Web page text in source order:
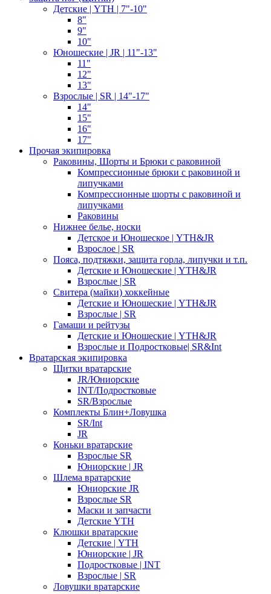
Детские | YTH | 7"-10"
8"
9"
10"
Юношеские | JR | 11"-13"
11"
12"
13"
Взрослые | SR | 14"-17"
14"
15"
16"
17"
Прочая экипировка
Раковины, Шорты и Брюки с раковиной
Компрессионные брюки с раковиной и
липучками
Компрессионные шорты с раковиной и
липучками
Раковины
Нижнее белье, носки
Детское и Юношеское | YTH&JR
Взрослое | SR
Пояса, подтяжки, защита горла, липучки и т.п.
Детские и Юношеские | YTH&JR
Взрослые | SR
Свитера (майки) хоккейные
Детские и Юношеские | YTH&JR
Взрослые | SR
Гамаши и рейтузы
Детские и Юношеские | YTH&JR
Взрослые и Подростковые| SR&Int
Вратарская экипировка
Щитки вратарские
JR/Юниорские
INT/Подростковые
SR/Взрослые
Комплекты Блин+Ловушка
SR/Int
JR
Коньки вратарские
Взрослые SR
Юниорские | JR
Шлема вратарские
Юниорские JR
Взрослые SR
Маски и запчасти
Детские YTH
Клюшки вратарские
Детские | YTH
Юниорские | JR
Подростковые | INT
Взрослые | SR
Ловушки вратарские